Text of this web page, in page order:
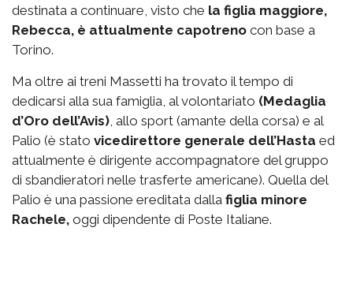
destinata a continuare, visto che la figlia maggiore,
Rebecca, è attualmente capotreno con base a
Torino.
Ma oltre ai treni Massetti ha trovato il tempo di
dedicarsi alla sua famiglia, al volontariato (Medaglia
d’Oro dell’Avis), allo sport (amante della corsa) e al
Palio (è stato vicedirettore generale dell’Hasta ed
attualmente è dirigente accompagnatore del gruppo
di sbandieratori nelle trasferte americane). Quella del
Palio è una passione ereditata dalla figlia minore
Rachele, oggi dipendente di Poste Italiane.